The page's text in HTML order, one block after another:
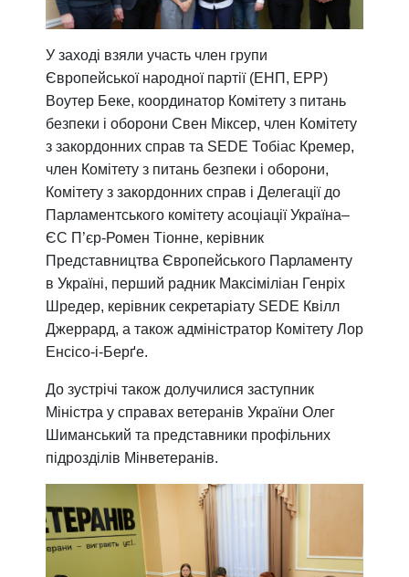
У заході взяли участь член групи
Європейської народної партії (ЕНП, EPP)
Воутер Беке, координатор Комітету з питань
безпеки і оборони Свен Міксер, член Комітету
з закордонних справ та SEDE Тобіас Кремер,
член Комітету з питань безпеки і оборони,
Комітету з закордонних справ і Делегації до
Парламентського комітету асоціації Україна–
ЄС П’єр-Ромен Тіонне, керівник
Представництва Європейського Парламенту
в Україні, перший радник Максіміліан Генріх
Шредер, керівник секретаріату SEDE Квілл
Джеррард, а також адміністратор Комітету Лор
Енсісо-і-Берґе.
До зустрічі також долучилися заступник
Міністра у справах ветеранів України Олег
Шиманський та представники профільних
підрозділів Мінветеранів.